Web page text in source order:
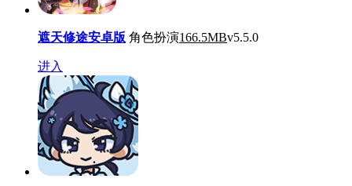
遮天修途安卓版 角色扮演166.5MBv5.5.0
进入